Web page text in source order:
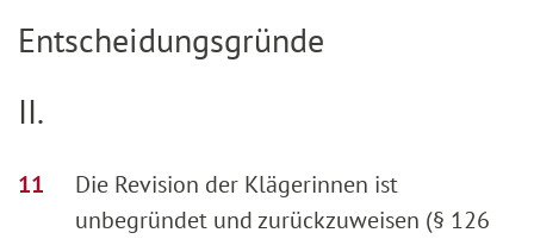
Entscheidungsgründe
II.
Die Revision der Klägerinnen ist
unbegründet und zurückzuweisen (§ 126